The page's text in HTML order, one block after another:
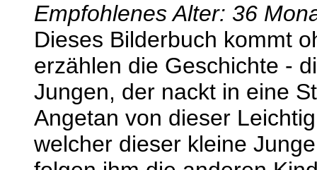
Empfohlenes Alter: 36
Dieses Bilderbuch kommt
erzählen die Geschichte -
Jungen, der nackt in eine
Angetan von dieser
welcher dieser kleine